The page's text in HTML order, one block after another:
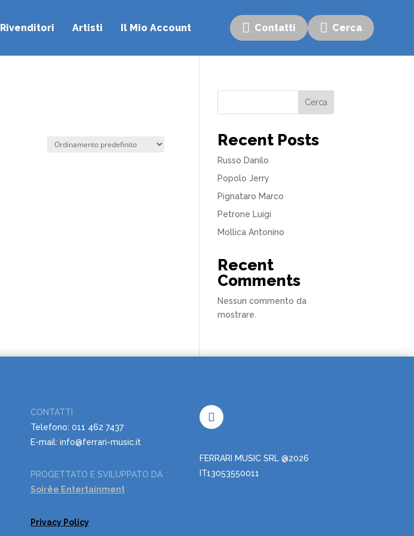
Rivenditori Artisti Il Mio Account  Contatti  Cerca
Cerca
Recent Posts
Russo Danilo
Popolo Jerry
Pignataro Marco
Petrone Luigi
Mollica Antonino
Recent
Comments
Nessun commento da
mostrare.
CONTATTI
Telefono: 011 462 7437
E-mail: info@ferrari-music.it
PROGETTATO E SVILUPPATO DA
Soirëe Entertainment
Privacy Policy
FERRARI MUSIC SRL @2026
IT13053550011